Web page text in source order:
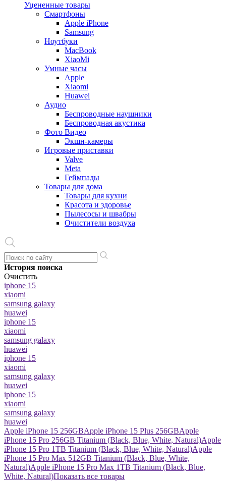
Уцененные товары
Cмартфоны
Apple iPhone
Samsung
Ноутбуки
MacBook
XiaoMi
Умные часы
Apple
Xiaomi
Huawei
Аудио
Беспроводные наушники
Беспроводная акустика
Фото Видео
Экшн-камеры
Игровые приставки
Valve
Meta
Геймпады
Товары для дома
Товары для кухни
Красота и здоровье
Пылесосы и швабры
Очистители воздуха
История поиска
Очистить
iphone 15
xiaomi
samsung galaxy
huawei
iphone 15
xiaomi
samsung galaxy
huawei
iphone 15
xiaomi
samsung galaxy
huawei
iphone 15
xiaomi
samsung galaxy
huawei
Apple iPhone 15 256GBApple iPhone 15 Plus 256GBApple
iPhone 15 Pro 256GB Titanium (Black, Blue, White, Natural)Apple
iPhone 15 Pro 1TB Titanium (Black, Blue, White, Natural)Apple
iPhone 15 Pro Max 512GB Titanium (Black, Blue, White,
Natural)Apple iPhone 15 Pro Max 1TB Titanium (Black, Blue,
White, Natural)Показать все товары